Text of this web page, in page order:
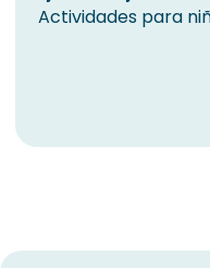
Actividades para